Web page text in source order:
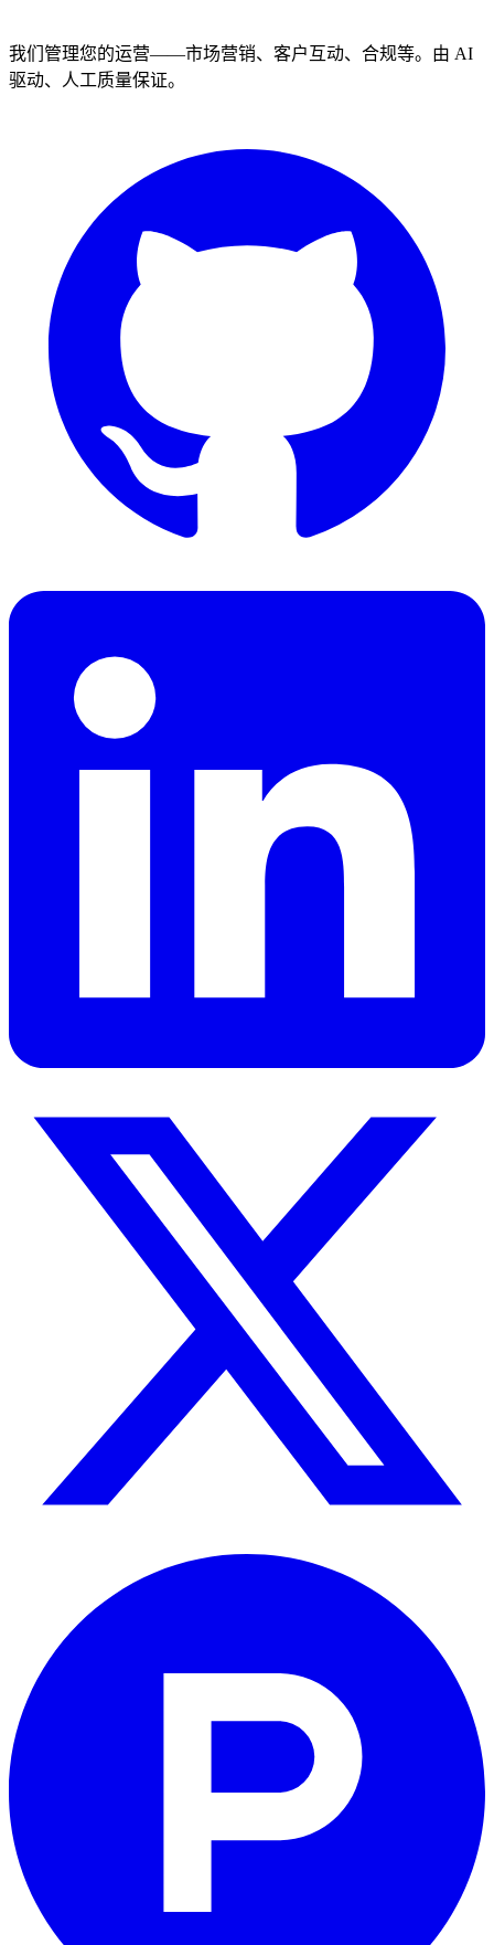
我们管理您的运营——市场营销、客户互动、合规等。由 AI
驱动、人工质量保证。